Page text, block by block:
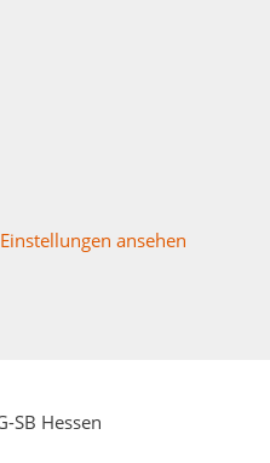
Einstellungen ansehen